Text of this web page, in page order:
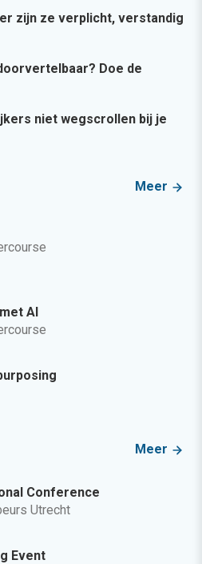
zijn ze verplicht, verstandig
Doe de
niet wegscrollen bij je
Meer
AI
Meer
Conference
Utrecht
Event